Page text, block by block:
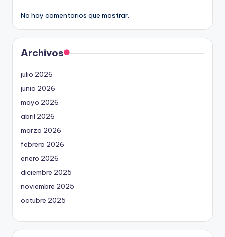
No hay comentarios que mostrar.
Archivos
julio 2026
junio 2026
mayo 2026
abril 2026
marzo 2026
febrero 2026
enero 2026
diciembre 2025
noviembre 2025
octubre 2025